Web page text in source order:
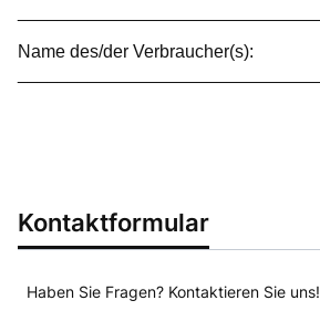
Name des/der Verbraucher(s):
Kontaktformular
Haben Sie Fragen? Kontaktieren Sie uns!